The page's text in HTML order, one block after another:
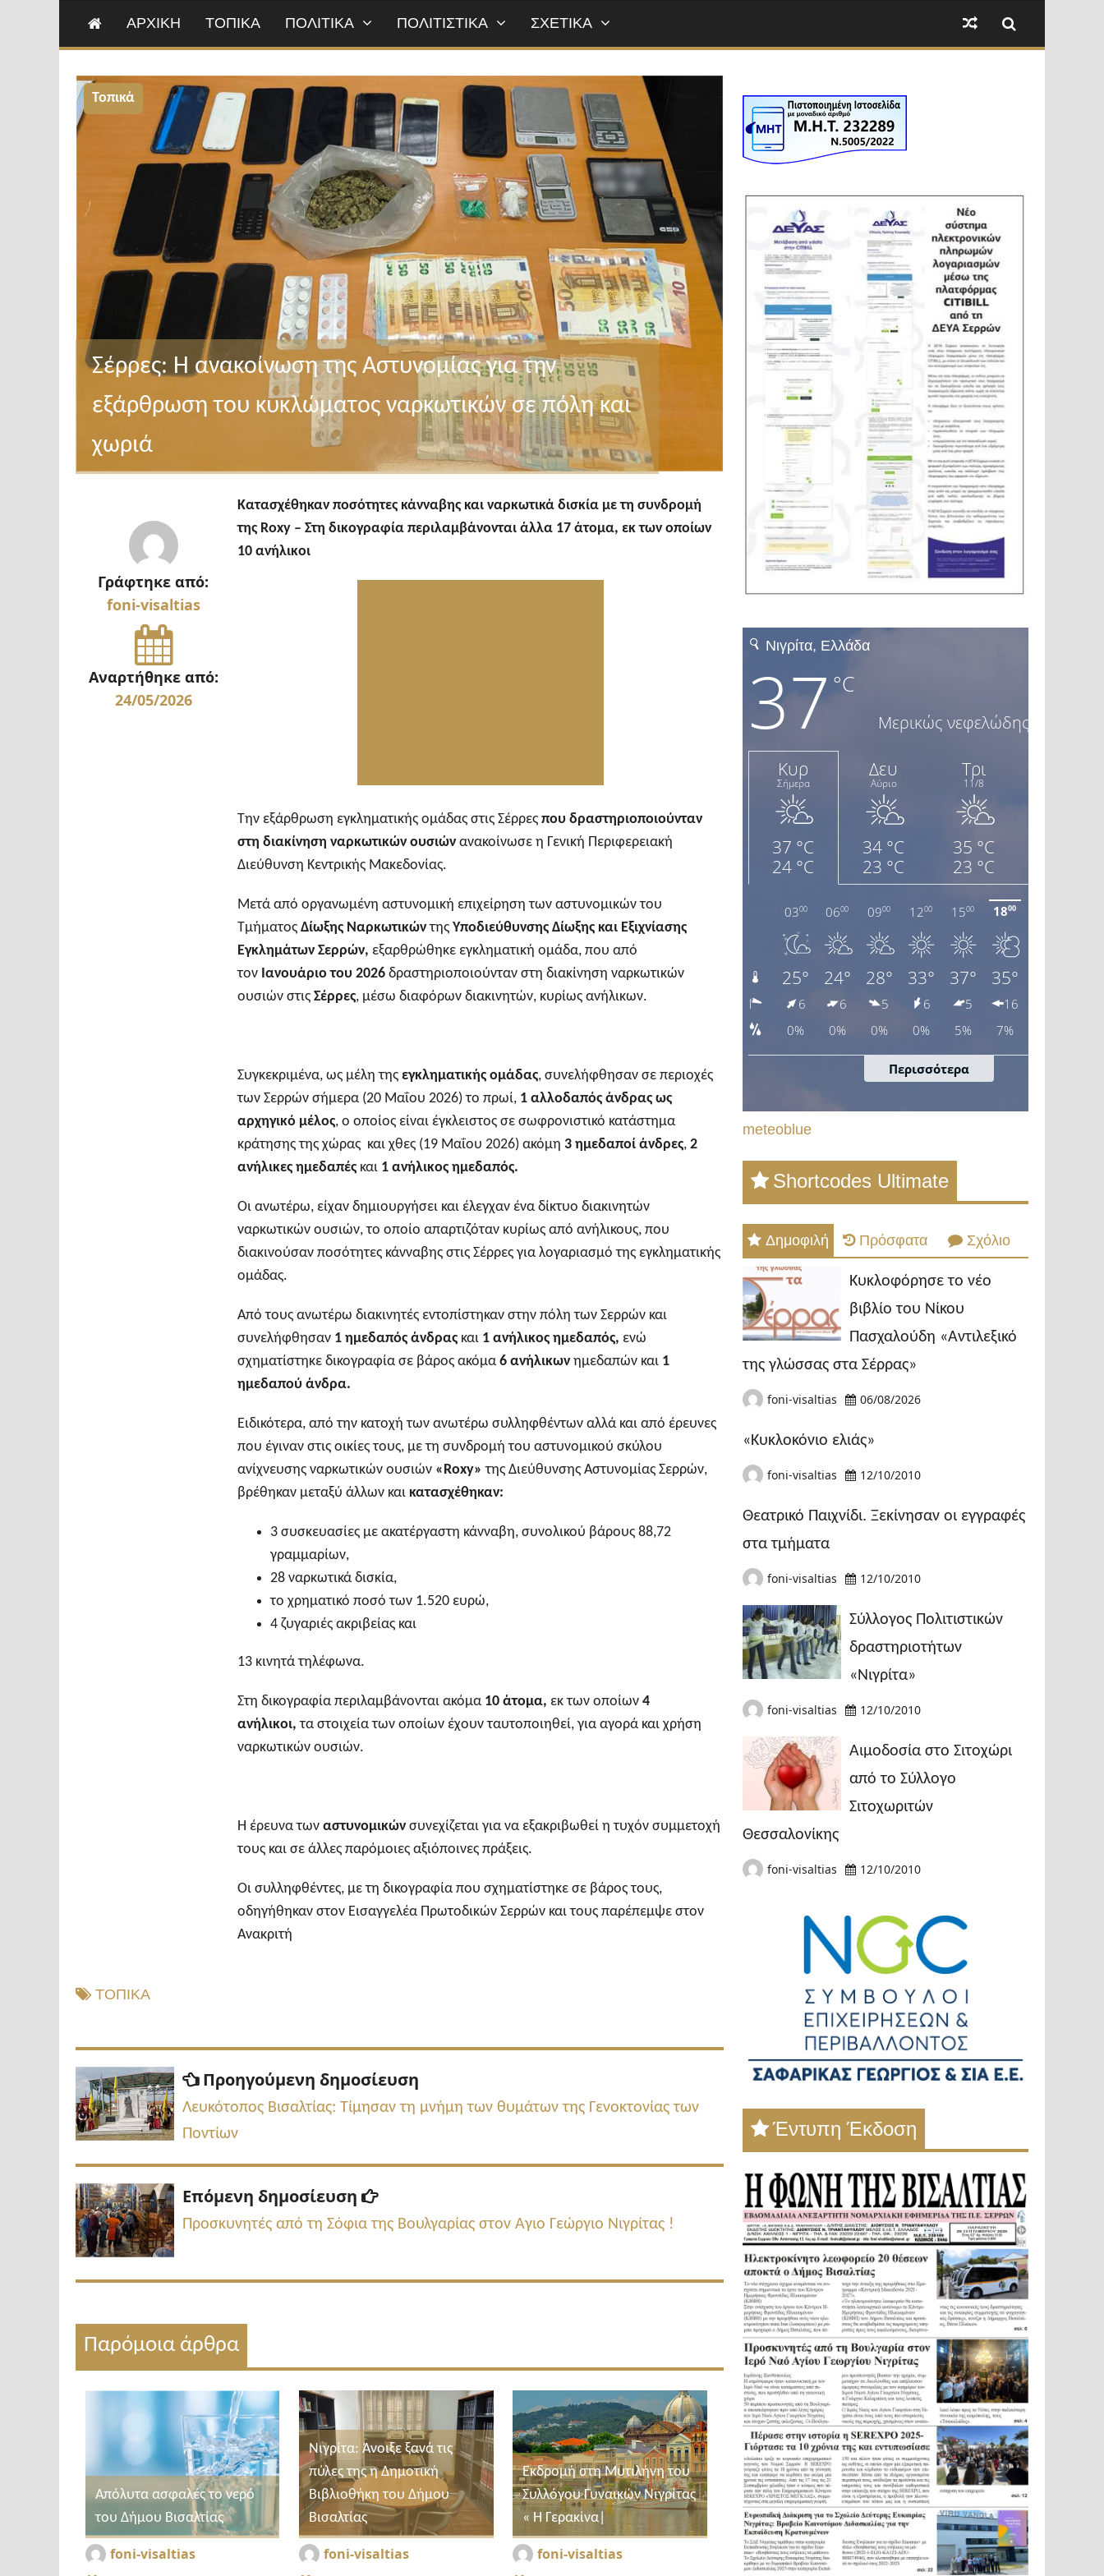
ΑΡΧΙΚΗ ΤΟΠΙΚΑ ΠΟΛΙΤΙΚΑ ΠΟΛΙΤΙΣΤΙΚΑ ΣΧΕΤΙΚΑ
Τοπικά
Σέρρες: Η ανακοίνωση της Αστυνομίας για την
εξάρθρωση του κυκλώματος ναρκωτικών σε πόλη και
χωριά
Γράφτηκε από:
foni-visaltias
Αναρτήθηκε από:
24/05/2026
Κατασχέθηκαν ποσότητες κάνναβης και ναρκωτικά δισκία με τη συνδρομή
της Roxy –Στη δικογραφία περιλαμβάνονται άλλα 17 άτομα, εκ των οποίων
10 ανήλικοι
Την εξάρθρωση εγκληματικής ομάδας στις Σέρρεςπου δραστηριοποιούνταν
στη διακίνηση ναρκωτικών ουσιών ανακοίνωσε η Γενική Περιφερειακή
Διεύθυνση Κεντρικής Μακεδονίας.
Μετά από οργανωμένη αστυνομική επιχείρηση των αστυνομικών του
ΤμήματοςΔίωξης ΝαρκωτικώντηςΥποδιεύθυνσης Δίωξης και Εξιχνίασης
Εγκλημάτων Σερρών, εξαρθρώθηκε εγκληματική ομάδα, που από
τον Ιανουάριο του 2026 δραστηριοποιούνταν στη διακίνηση ναρκωτικών
ουσιών στιςΣέρρες, μέσω διαφόρων διακινητών, κυρίως ανήλικων.
Συγκεκριμένα, ως μέλη τηςεγκληματικής ομάδας, συνελήφθησαν σε περιοχές
των Σερρών σήμερα (20 Μαΐου 2026) το πρωί, 1 αλλοδαπός άνδρας ως
αρχηγικό μέλος, ο οποίος είναι έγκλειστος σε σωφρονιστικό κατάστημα
κράτησης της χώρας και χθες (19 Μαΐου 2026) ακόμη3 ημεδαποί άνδρες,2
ανήλικες ημεδαπές και 1 ανήλικος ημεδαπός.
Οι ανωτέρω, είχαν δημιουργήσει και έλεγχαν ένα δίκτυο διακινητών
ναρκωτικών ουσιών, το οποίο απαρτιζόταν κυρίως από ανήλικους, που
διακινούσαν ποσότητες κάνναβης στις Σέρρες για λογαριασμό της εγκληματικής
ομάδας.
Από τους ανωτέρω διακινητές εντοπίστηκαν στην πόλη των Σερρών και
συνελήφθησαν 1 ημεδαπός άνδρας και 1 ανήλικος ημεδαπός, ενώ
σχηματίστηκε δικογραφία σε βάρος ακόμα6 ανήλικων ημεδαπών και 1
ημεδαπού άνδρα.
Ειδικότερα, από την κατοχή των ανωτέρω συλληφθέντων αλλά και από έρευνες
που έγιναν στις οικίες τους, με τη συνδρομή του αστυνομικού σκύλου
ανίχνευσης ναρκωτικών ουσιών «Roxy»της Διεύθυνσης Αστυνομίας Σερρών,
βρέθηκαν μεταξύ άλλων και κατασχέθηκαν:
3 συσκευασίες με ακατέργαστη κάνναβη, συνολικού βάρους 88,72
γραμμαρίων,
28 ναρκωτικά δισκία,
το χρηματικό ποσό των 1.520 ευρώ,
4 ζυγαριές ακριβείας και
13 κινητά τηλέφωνα.
Στη δικογραφία περιλαμβάνονται ακόμα 10 άτομα, εκ των οποίων4
ανήλικοι, τα στοιχεία των οποίων έχουν ταυτοποιηθεί, για αγορά και χρήση
ναρκωτικών ουσιών.
Η έρευνα τωναστυνομικών συνεχίζεται για να εξακριβωθεί η τυχόν συμμετοχή
τους και σε άλλες παρόμοιες αξιόποινες πράξεις.
Οι συλληφθέντες, με τη δικογραφία που σχηματίστηκε σε βάρος τους,
οδηγήθηκαν στον Εισαγγελέα Πρωτοδικών Σερρών και τους παρέπεμψε στον
Ανακριτή
ΤΟΠΙΚΑ
Πλοήγηση
άρθρων
Προηγούμενη δημοσίευση
δημοσίευση:
Λευκότοπος Βισαλτίας: Τίμησαν τη μνήμη των θυμάτων της Γενοκτονίας των
Ποντίων
Επόμενη δημοσίευση
Επόμενη
δημοσίευση:
Προσκυνητές από τη Σόφια της Βουλγαρίας στον Αγιο Γεώργιο Νιγρίτας !
Παρόμοια άρθρα
Απόλυτα ασφαλές το νερό
του Δήμου Βισαλτίας
foni-visaltias
Νιγρίτα: Άνοιξε ξανά τις
πύλες της η Δημοτική
Βιβλιοθήκη του Δήμου
Βισαλτίας
foni-visaltias
Εκδρομή στη Μυτιλήνη του
Συλλόγου Γυναικών Νιγρίτας
« Η Γερακίνα|
foni-visaltias
meteoblue
Shortcodes Ultimate
Δημοφιλή Πρόσφατα Σχόλιο
Κυκλοφόρησε το νέο
βιβλίο του Νίκου
Πασχαλούδη «Αντιλεξικό
της γλώσσας στα Σέρρας»
foni-visaltias 06/08/2026
«Κυκλοκόνιο ελιάς»
foni-visaltias 12/10/2010
Θεατρικό Παιχνίδι. Ξεκίνησαν οι εγγραφές
στα τμήματα
foni-visaltias 12/10/2010
Σύλλογος Πολιτιστικών
δραστηριοτήτων
«Νιγρίτα»
foni-visaltias 12/10/2010
Αιμοδοσία στο Σιτοχώρι
από το Σύλλογο
Σιτοχωριτών
Θεσσαλονίκης
foni-visaltias 12/10/2010
Έντυπη Έκδοση